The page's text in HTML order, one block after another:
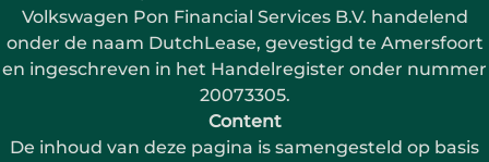
Volkswagen Pon Financial Services B.V. handelend
onder de naam DutchLease, gevestigd te Amersfoort
en ingeschreven in het Handelregister onder nummer
20073305.
Content
De inhoud van deze pagina is samengesteld op basis